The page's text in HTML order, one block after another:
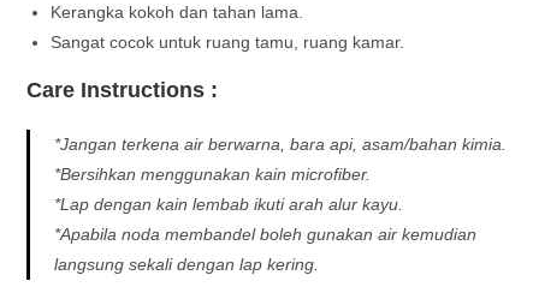
Kerangka kokoh dan tahan lama.
Sangat cocok untuk ruang tamu, ruang kamar.
Care Instructions :
*Jangan terkena air berwarna, bara api, asam/bahan kimia.
*Bersihkan menggunakan kain microfiber.
*Lap dengan kain lembab ikuti arah alur kayu.
*Apabila noda membandel boleh gunakan air kemudian
langsung sekali dengan lap kering.